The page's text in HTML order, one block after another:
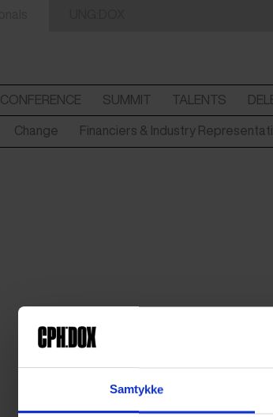
Samtykke
CONFERENCE SUMMIT TALENTS
Change Financiers & Industry